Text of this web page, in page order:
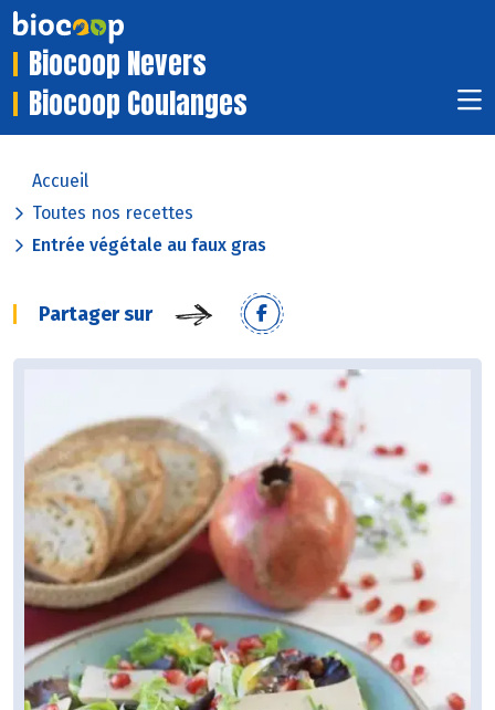
Biocoop Nevers
Biocoop Coulanges
Accueil
Toutes nos recettes
Entrée végétale au faux gras
Partager sur